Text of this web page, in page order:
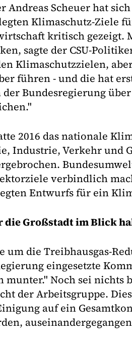
Andreas Scheuer hat
Klimaschutz-Ziele
kritisch gezeigt.
sagte der CSU-
Klimaschutzzielen,
führen - und die hat
Bundesregierung
2016 das nationale
Industrie, Verkehr und
verbindlich
Entwurfs für ein
Großstadt im Blick
um die Treibhausgas-
eingesetzte
Noch sei nichts
der Arbeitsgruppe.
auf ein